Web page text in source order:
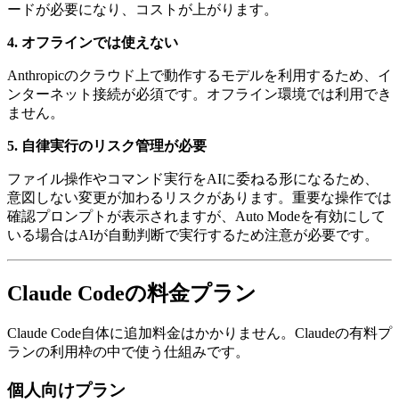
ードが必要になり、コストが上がります。
4. オフラインでは使えない
Anthropicのクラウド上で動作するモデルを利用するため、イ
ンターネット接続が必須です。オフライン環境では利用でき
ません。
5. 自律実行のリスク管理が必要
ファイル操作やコマンド実行をAIに委ねる形になるため、
意図しない変更が加わるリスクがあります。重要な操作では
確認プロンプトが表示されますが、Auto Modeを有効にして
いる場合はAIが自動判断で実行するため注意が必要です。
Claude Codeの料金プラン
Claude Code自体に追加料金はかかりません。Claudeの有料プ
ランの利用枠の中で使う仕組みです。
個人向けプラン